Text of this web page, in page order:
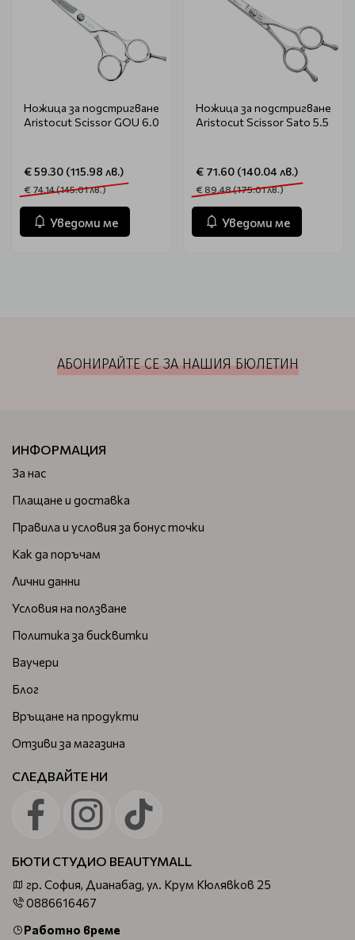
Ножица за подстригване
Aristocut Scissor GOU 6.0
€ 59.30 (115.98 лв.)
€ 74.14 (145.01 лв.)
Уведоми ме
Ножица за подстригване
Aristocut Scissor Sato 5.5
€ 71.60 (140.04 лв.)
€ 89.48 (175.01 лв.)
Уведоми ме
АБОНИРАЙТЕ СЕ ЗА НАШИЯ БЮЛЕТИН
ИНФОРМАЦИЯ
За нас
Плащане и доставка
Правила и условия за бонус точки
Как да поръчам
Лични данни
Условия на ползване
Политика за бисквитки
Ваучери
Блог
Връщане на продукти
Отзиви за магазина
СЛЕДВАЙТЕ НИ
БЮТИ СТУДИО BEAUTYMALL
гр. София, Дианабад, ул. Крум Кюлявков 25
0886616467
Работно време